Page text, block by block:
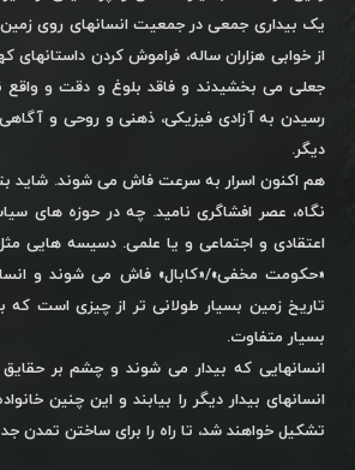
یک بیداری جمعی در جمعیت انسانهای روی
از خوابی هزاران ساله، فراموش کردن داستانهای
جعلی می بخشیدند و فاقد بلوغ و دقت و واقع
رسیدن به آزادی فیزیکی، ذهنی و روحی و آگاهی
دیگر.
هم اکنون اسرار به سرعت فاش می شوند. شاید
نگاه، عصر افشاگری نامید. چه در حوزه های
اعتقادی و اجتماعی و یا علمی. دسیسه هایی
«حکومت مخفی»/«کابال» فاش می شوند و
تاریخ زمین بسیار طولانی تر از چیزی است
بسیار متفاوت.
انسانهایی که بیدار می شوند و چشم بر حقایق
انسانهای بیدار دیگر را بیابند و این چنین
تشکیل خواهند شد، تا راه را برای ساختن تمدن